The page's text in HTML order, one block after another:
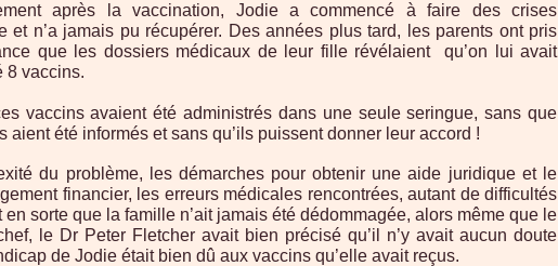
après la vaccination, Jodie a commencé à faire des crises
et n’a jamais pu récupérer. Des années plus tard, les parents ont pris
que les dossiers médicaux de leur fille révélaient qu’on lui avait
8 vaccins.
vaccins avaient été administrés dans une seule seringue, sans que
aient été informés et sans qu’ils puissent donner leur accord !
du problème, les démarches pour obtenir une aide juridique et le
financier, les erreurs médicales rencontrées, autant de difficultés
en sorte que la famille n’ait jamais été dédommagée, alors même que le
le Dr Peter Fletcher avait bien précisé qu’il n’y avait aucun doute
de Jodie était bien dû aux vaccins qu’elle avait reçus.